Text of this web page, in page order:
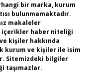
bir marka, kurum
bulunmamaktadır.
makaleler
içerikler haber niteliği
kişiler hakkında
kurum ve kişiler ile isim
Sitemizdeki bilgiler
taşımazlar.